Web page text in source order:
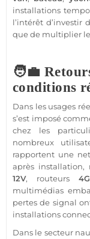
installations
l’intérêt d’investir
que de multiplier
🧑‍💼
conditions
Dans les usages
s’est imposé
chez les
nombreux
rapportent une
après installation,
12V, routeurs 4G
multimédias
pertes de signal
installations
Dans le secteur